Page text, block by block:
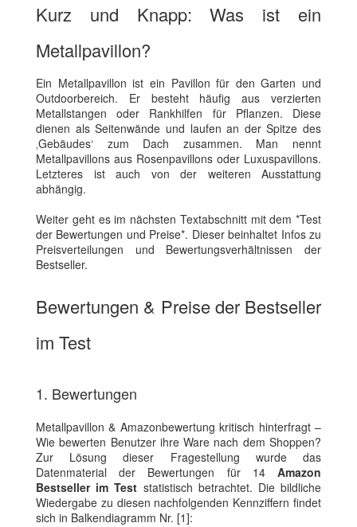
Kurz und Knapp: Was ist ein
Metallpavillon?
Ein Metallpavillon ist ein Pavillon für den Garten und
Outdoorbereich. Er besteht häufig aus verzierten
Metallstangen oder Rankhilfen für Pflanzen. Diese
dienen als Seitenwände und laufen an der Spitze des
‚Gebäudes‘ zum Dach zusammen. Man nennt
Metallpavillons aus Rosenpavillons oder Luxuspavillons.
Letzteres ist auch von der weiteren Ausstattung
abhängig.
Weiter geht es im nächsten Textabschnitt mit dem *Test
der Bewertungen und Preise*. Dieser beinhaltet Infos zu
Preisverteilungen und Bewertungsverhältnissen der
Bestseller.
Bewertungen & Preise der Bestseller
im Test
1. Bewertungen
Metallpavillon & Amazonbewertung kritisch hinterfragt –
Wie bewerten Benutzer ihre Ware nach dem Shoppen?
Zur Lösung dieser Fragestellung wurde das
Datenmaterial der Bewertungen für 14 Amazon
Bestseller im Test statistisch betrachtet. Die bildliche
Wiedergabe zu diesen nachfolgenden Kennziffern findet
sich in Balkendiagramm Nr. [1]: